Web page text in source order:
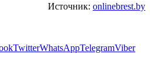
Источник: onlinebrest.by
TwitterWhatsAppTelegramViber